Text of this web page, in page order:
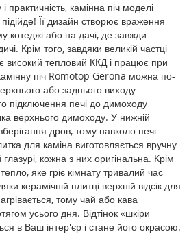
камінна піч моделі
Її дизайн створює враження
котеджі або на дачі, де завжди
Крім того, завдяки великій частці
високий тепловий ККД і працює при
піч Romotop Gerona можна по-
або заднього виходу
підключення печі до димоходу
верхнього димоходу. У нижній
дров, тому навколо печі
для каміна виготовляється вручну
кожна з них оригінальна. Крім
яке гріє кімнату тривалий час
керамічній плитці верхній відсік для
тому чай або кава
усього дня. Відтінок «шкіри
в Ваш інтер'єр і стане його окрасою.